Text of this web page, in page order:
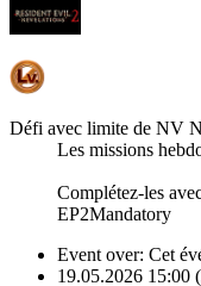
Défi avec limite de NV
Les missions
Complétez-les
EP2Mandatory
Event over: Cet
19.05.2026 15:00